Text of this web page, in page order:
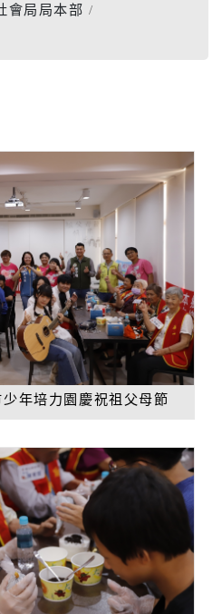
會局局本部
年培力園慶祝祖父母節